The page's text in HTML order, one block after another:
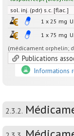
sol. inj. (pdr) s.c. [flac.]
1 x 25 mg
1 x 75 mg
(médicament orphelin;
Publications
Informations
2.3.2.